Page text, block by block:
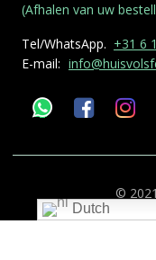
(Afhalen van uw
Tel/WhatsApp. +31 6
E-mail:
©
Alle
Dutch